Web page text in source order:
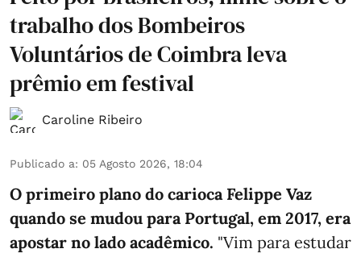
trabalho dos Bombeiros
Voluntários de Coimbra leva
prêmio em festival
Caroline Ribeiro
Publicado a: 05 Agosto 2026, 18:04
O primeiro plano do carioca Felippe Vaz
quando se mudou para Portugal, em 2017, era
apostar no lado acadêmico. "Vim para estudar